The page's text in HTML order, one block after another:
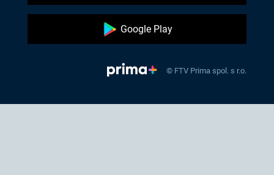
Google Play
© FTV Prima spol. s r.o.